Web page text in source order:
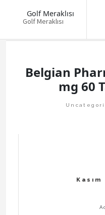
Golf Meraklısı
Golf Meraklısı
Belgian
mg 60